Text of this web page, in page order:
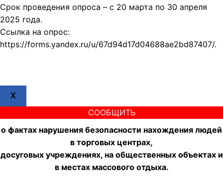
Срок проведения опроса – с 20 марта по 30 апреля
2025 года.
Ссылка на опрос:
https://forms.yandex.ru/u/67d94d17d04688ae2bd87407/.
X
СООБЩИТЬ
о фактах нарушения безопасности нахождения людей
в торговых центрах,
досуговых учреждениях, на общественных объектах и
в местах массового отдыха.